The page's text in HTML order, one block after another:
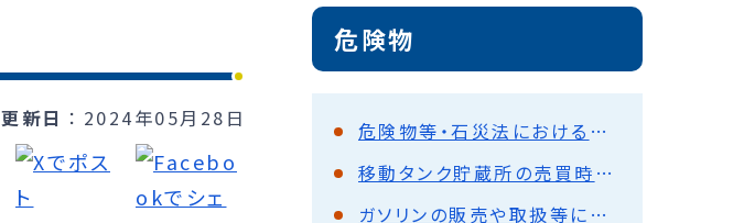
更新日 2024年05月28日
危険物
危険物等・石災法における各種手続きの電子申請
移動タンク貯蔵所の売買時における消防法上必要な手続について
ガソリンの販売や取扱等について